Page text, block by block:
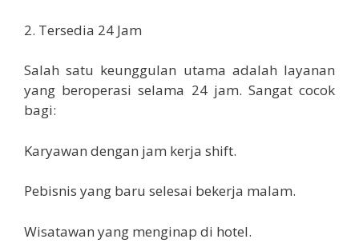
2. Tersedia 24 Jam
Salah satu keunggulan utama adalah layanan
yang beroperasi selama 24 jam. Sangat cocok
bagi:
Karyawan dengan jam kerja shift.
Pebisnis yang baru selesai bekerja malam.
Wisatawan yang menginap di hotel.